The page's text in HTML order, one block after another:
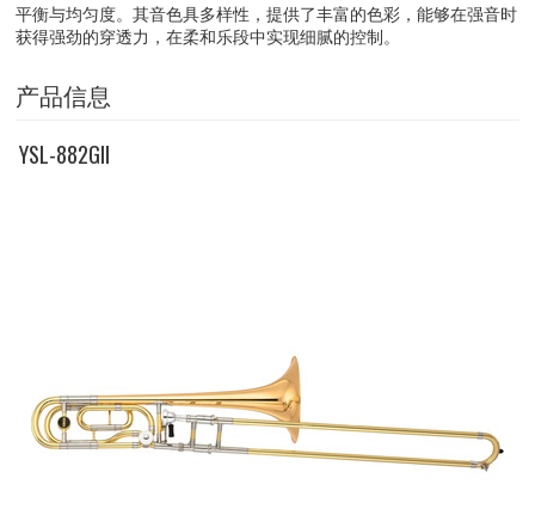
平衡与均匀度。其音色具多样性，提供了丰富的色彩，能够在强音时
获得强劲的穿透力，在柔和乐段中实现细腻的控制。
产品信息
YSL-882GII